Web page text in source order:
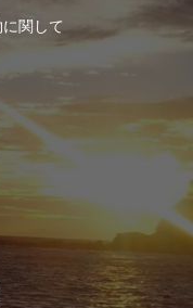
関して